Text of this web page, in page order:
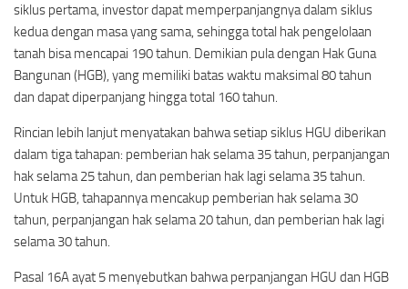
siklus pertama, investor dapat memperpanjangnya dalam siklus
kedua dengan masa yang sama, sehingga total hak pengelolaan
tanah bisa mencapai 190 tahun. Demikian pula dengan Hak Guna
Bangunan (HGB), yang memiliki batas waktu maksimal 80 tahun
dan dapat diperpanjang hingga total 160 tahun.
Rincian lebih lanjut menyatakan bahwa setiap siklus HGU diberikan
dalam tiga tahapan: pemberian hak selama 35 tahun, perpanjangan
hak selama 25 tahun, dan pemberian hak lagi selama 35 tahun.
Untuk HGB, tahapannya mencakup pemberian hak selama 30
tahun, perpanjangan hak selama 20 tahun, dan pemberian hak lagi
selama 30 tahun.
Pasal 16A ayat 5 menyebutkan bahwa perpanjangan HGU dan HGB